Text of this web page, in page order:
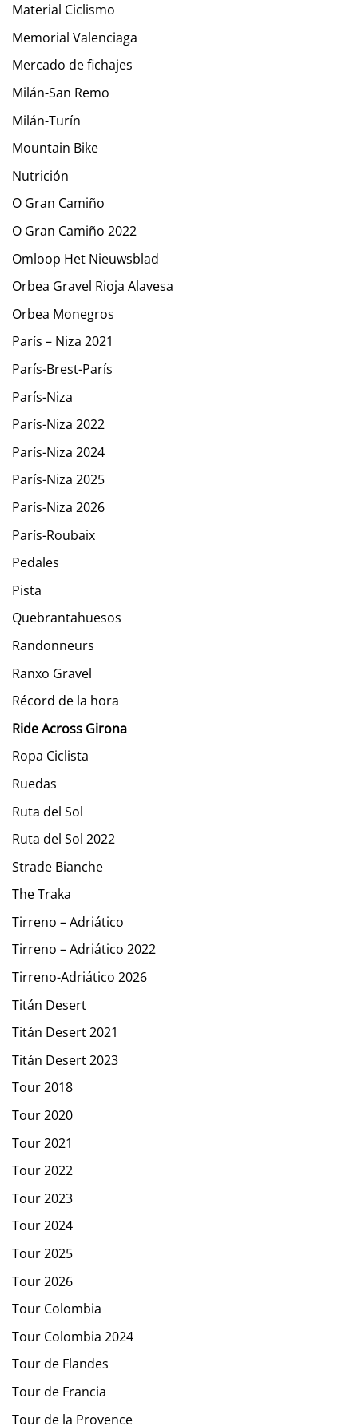
Material Ciclismo
Memorial Valenciaga
Mercado de fichajes
Milán-San Remo
Milán-Turín
Mountain Bike
Nutrición
O Gran Camiño
O Gran Camiño 2022
Omloop Het Nieuwsblad
Orbea Gravel Rioja Alavesa
Orbea Monegros
París – Niza 2021
París-Brest-París
París-Niza
París-Niza 2022
París-Niza 2024
París-Niza 2025
París-Niza 2026
París-Roubaix
Pedales
Pista
Quebrantahuesos
Randonneurs
Ranxo Gravel
Récord de la hora
Ride Across Girona
Ropa Ciclista
Ruedas
Ruta del Sol
Ruta del Sol 2022
Strade Bianche
The Traka
Tirreno – Adriático
Tirreno – Adriático 2022
Tirreno-Adriático 2026
Titán Desert
Titán Desert 2021
Titán Desert 2023
Tour 2018
Tour 2020
Tour 2021
Tour 2022
Tour 2023
Tour 2024
Tour 2025
Tour 2026
Tour Colombia
Tour Colombia 2024
Tour de Flandes
Tour de Francia
Tour de la Provence